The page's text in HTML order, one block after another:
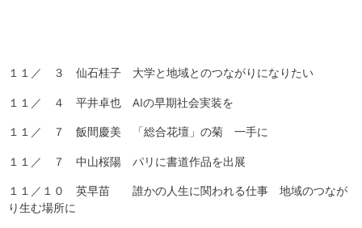
１１／ ３ 仙石桂子 大学と地域とのつながりになりたい
１１／ ４ 平井卓也 AIの早期社会実装を
１１／ ７ 飯間慶美 「総合花壇」の菊 一手に
１１／ ７ 中山桜陽 パリに書道作品を出展
１１／１０ 英早苗 誰かの人生に関われる仕事 地域のつなが
り生む場所に